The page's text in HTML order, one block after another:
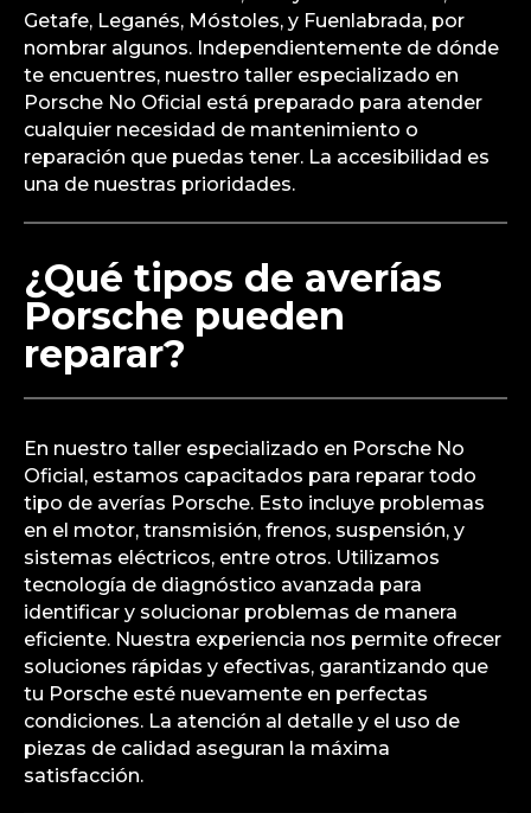
Getafe, Leganés, Móstoles, y Fuenlabrada, por
nombrar algunos. Independientemente de dónde
te encuentres, nuestro taller especializado en
Porsche No Oficial está preparado para atender
cualquier necesidad de mantenimiento o
reparación que puedas tener. La accesibilidad es
una de nuestras prioridades.
¿Qué tipos de averías
Porsche pueden
reparar?
En nuestro taller especializado en Porsche No
Oficial, estamos capacitados para reparar todo
tipo de averías Porsche. Esto incluye problemas
en el motor, transmisión, frenos, suspensión, y
sistemas eléctricos, entre otros. Utilizamos
tecnología de diagnóstico avanzada para
identificar y solucionar problemas de manera
eficiente. Nuestra experiencia nos permite ofrecer
soluciones rápidas y efectivas, garantizando que
tu Porsche esté nuevamente en perfectas
condiciones. La atención al detalle y el uso de
piezas de calidad aseguran la máxima
satisfacción.